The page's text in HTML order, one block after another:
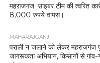
MAHARAJGANJ
पुलिस अधीक्षक सोमेन्द्र मीना ने नव
सिंह को लगाए स्टार।
MAHARAJGANJ